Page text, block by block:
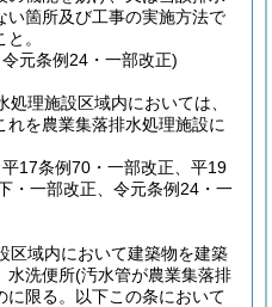
い箇所及び工事の実施方法で
。
元条例24・一部改正)
処理施設区域内においては、
を農業集落排水処理施設に
17条例70・一部改正、平19
・一部改正、令元条例24・一
区域内において建築物を建築
水洗便所(汚水管が農業集落排
限る。以下この条において